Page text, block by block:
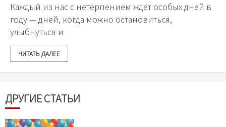
Каждый из нас с нетерпением ждёт особых дней в
году — дней, когда можно остановиться,
улыбнуться и
ЧИТАТЬ ДАЛЕЕ
ДРУГИЕ СТАТЬИ